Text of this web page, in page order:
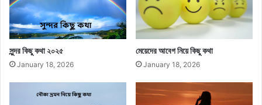
সুন্দর কিছু কথা ২০২৫
January 18, 2026
মেয়েদের আবেগ নিয়ে কিছু কথা
January 18, 2026